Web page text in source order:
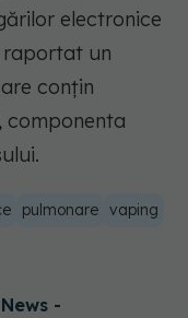
electronice
raportat un
conțin
componenta
pulmonare vaping
-